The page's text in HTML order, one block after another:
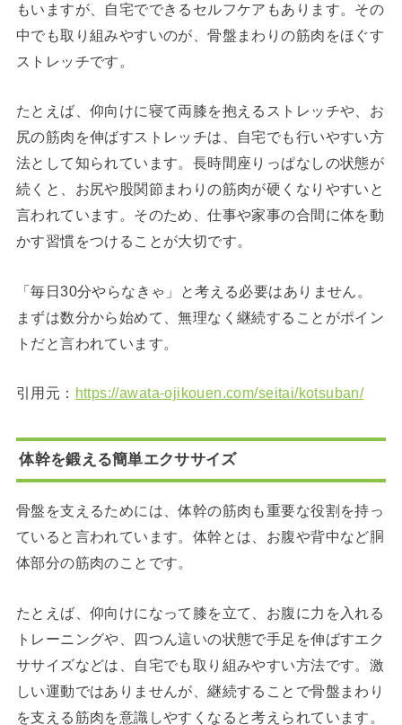
もいますが、自宅でできるセルフケアもあります。その
中でも取り組みやすいのが、骨盤まわりの筋肉をほぐす
ストレッチです。
たとえば、仰向けに寝て両膝を抱えるストレッチや、お
尻の筋肉を伸ばすストレッチは、自宅でも行いやすい方
法として知られています。長時間座りっぱなしの状態が
続くと、お尻や股関節まわりの筋肉が硬くなりやすいと
言われています。そのため、仕事や家事の合間に体を動
かす習慣をつけることが大切です。
「毎日30分やらなきゃ」と考える必要はありません。
まずは数分から始めて、無理なく継続することがポイン
トだと言われています。
引用元： https://awata-ojikouen.com/seitai/kotsuban/
体幹を鍛える簡単エクササイズ
骨盤を支えるためには、体幹の筋肉も重要な役割を持っ
ていると言われています。体幹とは、お腹や背中など胴
体部分の筋肉のことです。
たとえば、仰向けになって膝を立て、お腹に力を入れる
トレーニングや、四つん這いの状態で手足を伸ばすエク
ササイズなどは、自宅でも取り組みやすい方法です。激
しい運動ではありませんが、継続することで骨盤まわり
を支える筋肉を意識しやすくなると考えられています。